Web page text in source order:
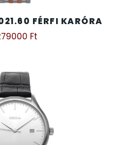
FÉRFI KARÓRA
Ft